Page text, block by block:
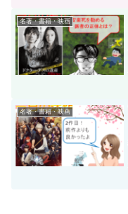
名著・書籍・映画
名著・書籍・映画